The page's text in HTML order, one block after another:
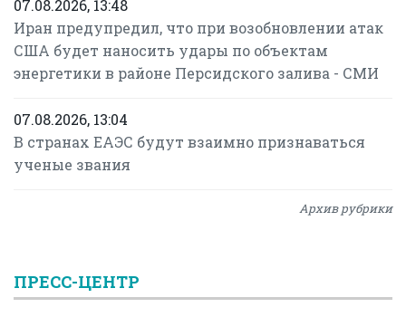
07.08.2026, 13:48
Иран предупредил, что при возобновлении атак
США будет наносить удары по объектам
энергетики в районе Персидского залива - СМИ
07.08.2026, 13:04
В странах ЕАЭС будут взаимно признаваться
ученые звания
Архив рубрики
ПРЕСС-ЦЕНТР